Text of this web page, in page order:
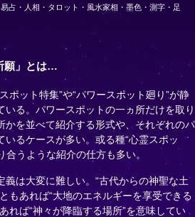
占・人相・タロット・風水家相・墨色・測字・足
願」とは…
ポット特集”や“パワースポット廻り”が静
いる。パワースポットの一ヵ所だけを取り
かを並べて紹介する形式や、それぞれのパ
るケースが多い。或る種“心霊スポッ
合うような紹介の仕方も多い。
は大変に難しい。“古代からの神聖な土
もあれば“大地のエネルギーを享受できる
れば“神々が降臨する場所”を意味してい